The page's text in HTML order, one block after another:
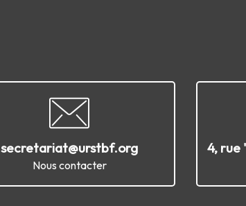
secretariat@urstbf.org
Nous contacter
4, rue